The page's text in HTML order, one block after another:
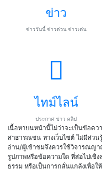
ข่าว
ข่าววันนี้ ข่าวด่วน ข่าวเด่น
ไทม์ไลน์
ประกาศ ข่าว คลิป
เนื้อหาบนหน้านี้ไม่ว่าจะเป็นข้อคว
สาธารณชน ทางเว็บไซต์ ไม่มีส่ว
อ่าน/ผู้เข้าชมจึงควรใช้วิจารณญ
รูปภาพหรือข้อความใด ที่ส่อไปเชิ
ธรรม หรือเป็นการกลั่นแกล้งเพื่อ